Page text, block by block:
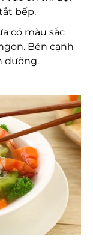
bếp.
có màu sắc
Bên cạnh
dưỡng.